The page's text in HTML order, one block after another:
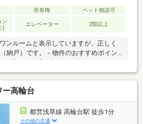
所有権
ペット相談可
ン
)
エレベーター 2階以上
ンルームと表示していますが、正しく
納戸）です。－物件のおすすめポイン
パー「デリド武蔵小杉店」有▼特徴・
る約19.3帖・サービススペースは収
目的に活用可・LDKの物入や、WIC等の
の独立性を高める玄関ポーチ、トランク
イラウンジ等の共用施設有・ペット飼
足洗い場有)▼設備・EV充電設備※専有面
高輪台
都営浅草線 高輪台駅 徒歩1分
その他の交通